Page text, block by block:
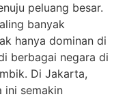
peluang besar.
banyak
hanya dominan di
berbagai negara di
Di Jakarta,
ini semakin